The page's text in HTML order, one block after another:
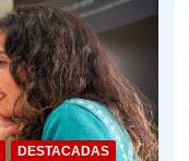
DESTACADAS